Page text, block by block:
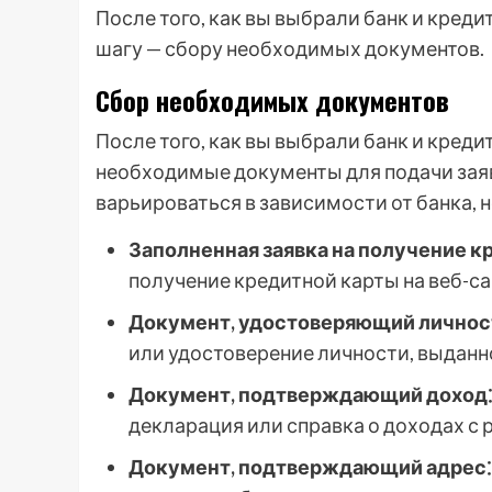
После того, как вы выбрали банк и
шагу — сбору необходимых документов.
Сбор необходимых документов
После того, как вы выбрали банк и
необходимые документы для подачи
варьироваться в зависимости от
Заполненная заявка на получение
получение кредитной карты на веб-
Документ, удостоверяющий
или удостоверение личности,
Документ, подтверждающий доход⁚
декларация или справка о доходах с
Документ, подтверждающий адрес⁚